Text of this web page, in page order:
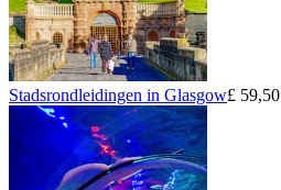
Stadsrondleidingen in Glasgow£ 59,50